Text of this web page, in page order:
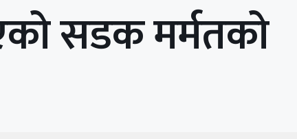
सडक मर्मतको